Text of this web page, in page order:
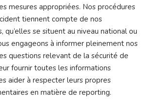
mesures appropriées. Nos procédures
tiennent compte de nos
qu’elles se situent au niveau national ou
engageons à informer pleinement nos
questions relevant de la sécurité de
fournir toutes les informations
aider à respecter leurs propres
en matière de reporting.